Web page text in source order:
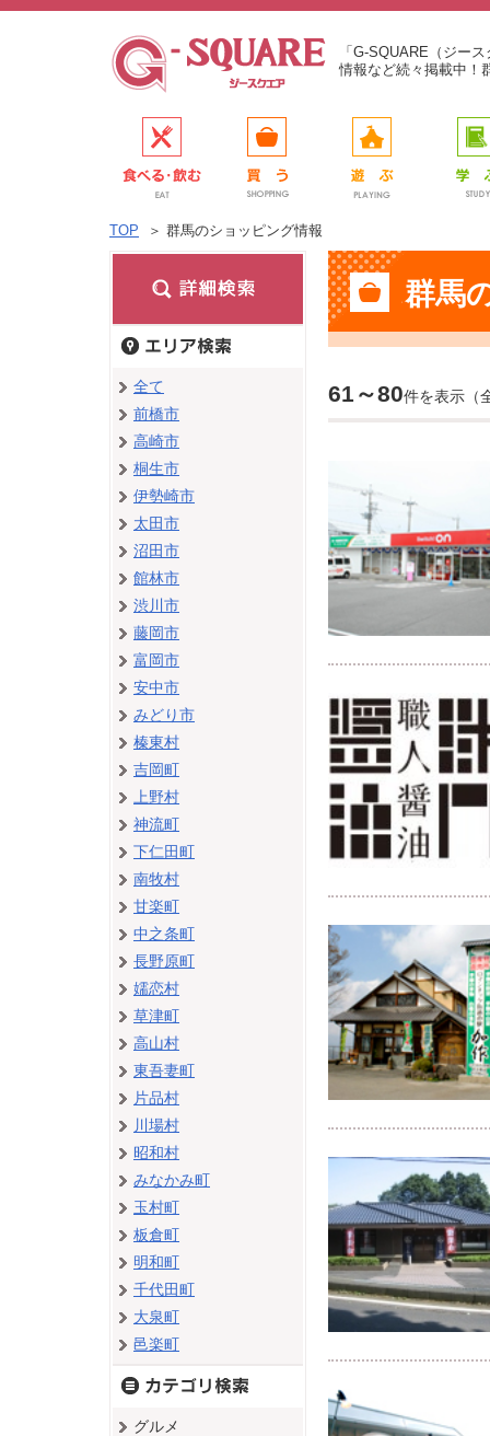
「G-SQUARE（ジー
情報など続々掲載中！
TOP ＞ 群馬のショッピング情報
群馬
61～80件を表示（
全て
前橋市
高崎市
桐生市
伊勢崎市
太田市
沼田市
館林市
渋川市
藤岡市
富岡市
安中市
みどり市
榛東村
吉岡町
上野村
神流町
下仁田町
南牧村
甘楽町
中之条町
長野原町
嬬恋村
草津町
高山村
東吾妻町
片品村
川場村
昭和村
みなかみ町
玉村町
板倉町
明和町
千代田町
大泉町
邑楽町
グルメ